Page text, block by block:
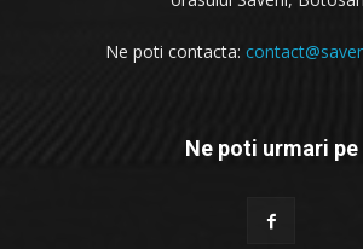
Ne poti contacta:
Ne poti urmari pe